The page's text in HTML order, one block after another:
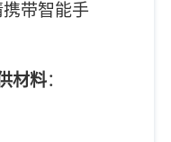
带智能手
材料：